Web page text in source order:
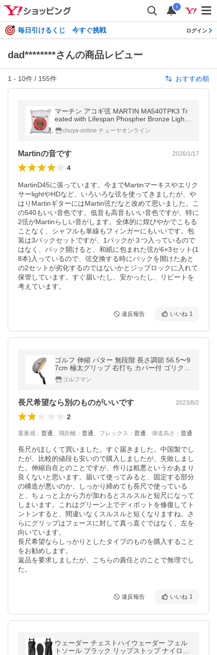
i
毎日引けるくじ 今すぐ挑戦 ログイン
dad********さんの商品レビュー
1 - 10件 / 155件 おすすめ順
マーチン アコギ弦 MARTIN MA540TPK3 Tr
eated with Lifespan Phospher Bronze Light
アコースティックギター弦 3セットパック
chuya-online チューヤオンライン
Martinの音です 2026/1/17
4
MartinD45に張っています。今までMartinマーキスやエリク
サーlightやHDなど、いろいろな弦を使ってきましたが、や
はりMartinギターにはMartin弦だなと改めて思いました。こ
の540もいい音色です。低音も高音もいい音色ですが、特に
2弦がMartinらしい音がします。全体的に煌びやかでこもる
ことなく、シャフルも単線もフィンガーにもいいです。包
装は3パックセットですが、1パックが３つ入っているので
はなく、パック開けると、和紙に包まれた弦が6×3セット(1
8本)入っているので、弦交換する時にパックを開けたあと
の2セットが劣化するのではないかとジップロックに入れて
保管しています。すぐ届いたし、安かったし、リピートを
考えています。
違反報告 いいね 1
ゴルフ 伸縮 パター 無段階 長さ調節 56.5〜9
7cm 極太グリップ 右打ち カバー付 ゴリクラ
ブ ゴルフマン
長尺希望なら別のものがいいです 2023/8/2
2
重量感 ： 普通、 飛距離 ： 普通、 フレックス ： 普通、 弾道高さ ： 普通
長尺がほしくて買いました。すぐ届きました。中国製でし
たが、比較的値段も安いので購入しましたが、失敗しまし
た。伸縮自在とのことですが、作りは粗悪というかあまり
良くないと思います。届いて使ってみると、固定する部分
の構造が悪いのか、しっかり締めても長尺で使っている
と、ちょっと上から力が加わるとスルスルと短尺になって
しまいます。これはグリーン上でディボットを修復してト
ントンすると、間違いなくスルスルと短くなりますね。さ
らにグリップはフェースに対して真っ直ぐではなく、左を
向いています。
長尺希望ならしっかりとしたタイプのものを購入すること
をお勧めします。
返品を要求しましたが、こちらの責任とのことで無理でし
た。
違反報告 いいね 1
ウェーダー チェストハイウェーダー フェル
トソール ブラック リップストップ ナイロン